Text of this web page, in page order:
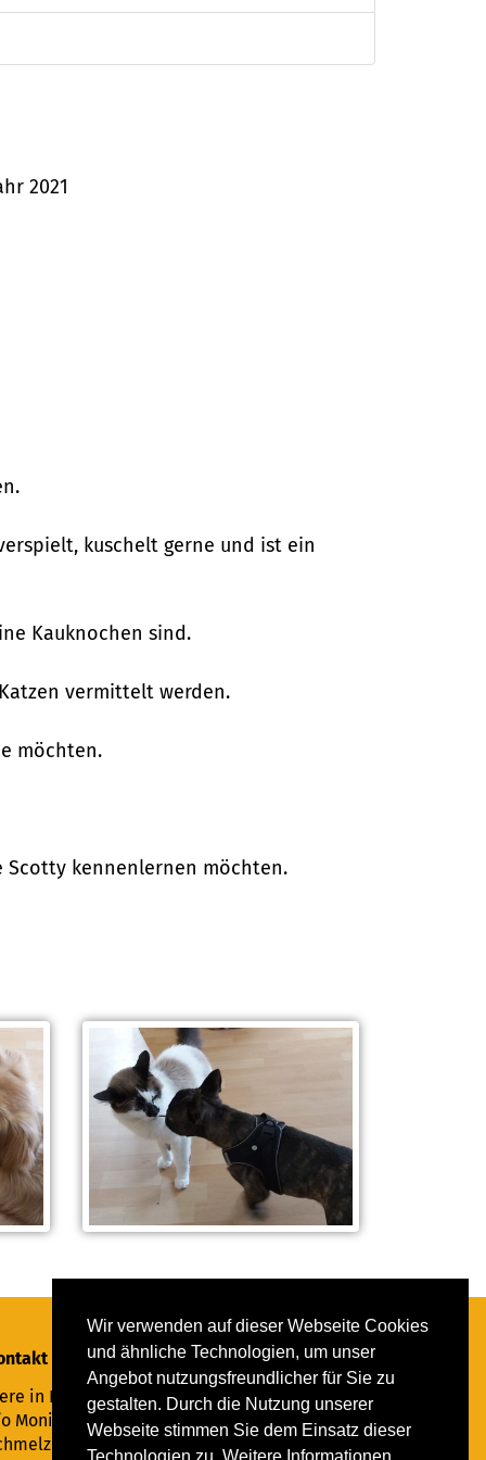
Wir verwenden auf dieser Webseite Cookies
und ähnliche Technologien, um unser
Angebot nutzungsfreundlicher für Sie zu
gestalten. Durch die Nutzung unserer
Webseite stimmen Sie dem Einsatz dieser
2021
kuschelt gerne und ist ein
Kauknochen sind.
vermittelt werden.
möchten.
Scotty kennenlernen möchten.
in Not Saar e.V.
Monika Ewen
Straße 22